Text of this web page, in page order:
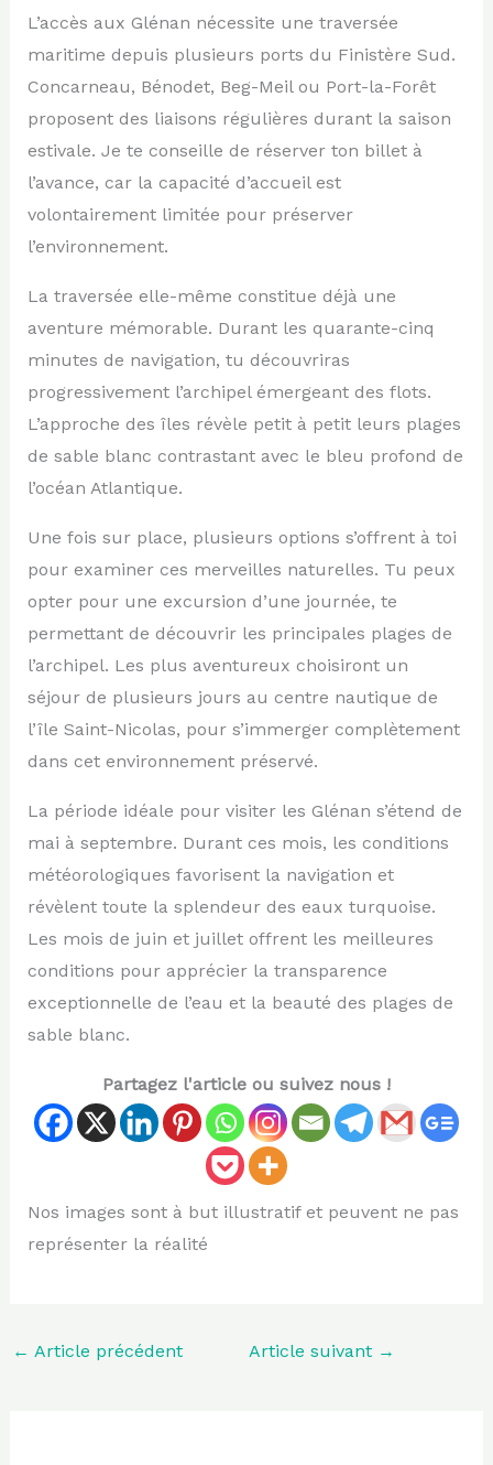
L’accès aux Glénan nécessite une traversée
maritime depuis plusieurs ports du Finistère Sud.
Concarneau, Bénodet, Beg-Meil ou Port-la-Forêt
proposent des liaisons régulières durant la saison
estivale. Je te conseille de réserver ton billet à
l’avance, car la capacité d’accueil est
volontairement limitée pour préserver
l’environnement.
La traversée elle-même constitue déjà une
aventure mémorable. Durant les quarante-cinq
minutes de navigation, tu découvriras
progressivement l’archipel émergeant des flots.
L’approche des îles révèle petit à petit leurs plages
de sable blanc contrastant avec le bleu profond de
l’océan Atlantique.
Une fois sur place, plusieurs options s’offrent à toi
pour examiner ces merveilles naturelles. Tu peux
opter pour une excursion d’une journée, te
permettant de découvrir les principales plages de
l’archipel. Les plus aventureux choisiront un
séjour de plusieurs jours au centre nautique de
l’île Saint-Nicolas, pour s’immerger complètement
dans cet environnement préservé.
La période idéale pour visiter les Glénan s’étend de
mai à septembre. Durant ces mois, les conditions
météorologiques favorisent la navigation et
révèlent toute la splendeur des eaux turquoise.
Les mois de juin et juillet offrent les meilleures
conditions pour apprécier la transparence
exceptionnelle de l’eau et la beauté des plages de
sable blanc.
Partagez l'article ou suivez nous !
Nos images sont à but illustratif et peuvent ne pas
représenter la réalité
← Article précédent Article suivant →